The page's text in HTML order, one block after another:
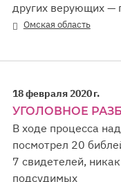
других верующих —
Омская область
18 февраля 2020 г.
УГОЛОВНОЕ
В ходе процесса
посмотрел 20
7 свидетелей,
подсудимых